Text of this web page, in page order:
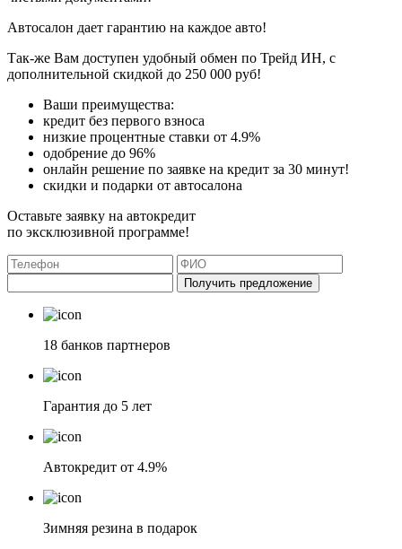
Автосалон дает гарантию на каждое авто!
Так-же Вам доступен удобный обмен по Трейд ИН, с
дополнительной скидкой до 250 000 руб!
Ваши преимущества:
кредит без первого взноса
низкие процентные ставки от 4.9%
одобрение до 96%
онлайн решение по заявке на кредит за 30 минут!
скидки и подарки от автосалона
Оставьте заявку на автокредит
по эксклюзивной программе!
Получить предложение
18 банков партнеров
Гарантия до 5 лет
Автокредит от 4.9%
Зимняя резина в подарок